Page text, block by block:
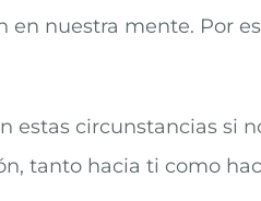
nuestra mente. Por
estas circunstancias si
tanto hacia ti como